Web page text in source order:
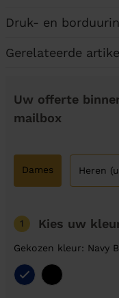
Druk- en
Gerelateerde
Uw offerte
mailbox
Dames Heren
1 Kies uw
Gekozen kleur: Navy